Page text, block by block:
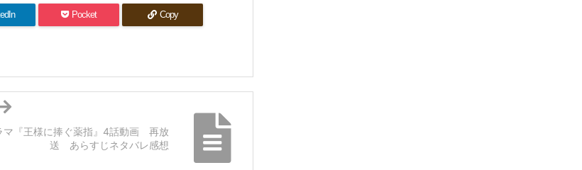
Pocket Copy
マ『王様に捧ぐ薬指』4話動画 再放
送 あらすじネタバレ感想